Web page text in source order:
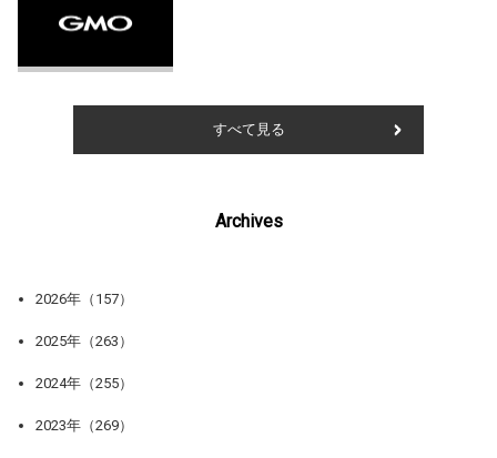
すべて見る
Archives
2026年（157）
2025年（263）
2024年（255）
2023年（269）